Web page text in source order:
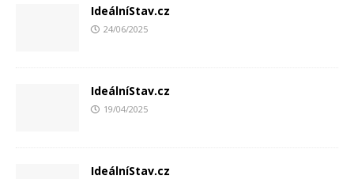
IdeálníStav.cz
24/06/2025
IdeálníStav.cz
19/04/2025
IdeálníStav.cz